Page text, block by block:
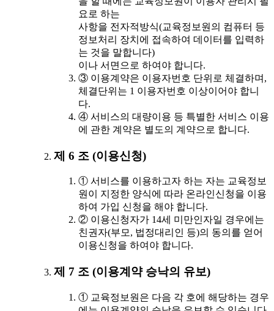
요로 하는
사항을 전자적방식(교육정보원의 컴퓨터 등
정보처리 장치에 접속하여 데이터를 입력하
는 것을 말합니다)
이나 서면으로 하여야 합니다.
③ 이용계약은 이용자번호 단위로 체결하며,
체결단위는 1 이용자번호 이상이어야 합니
다.
④ 서비스의 대량이용 등 특별한 서비스 이용
에 관한 계약은 별도의 계약으로 합니다.
제 6 조 (이용신청)
① 서비스를 이용하고자 하는 자는 교육정보
원이 지정한 양식에 따라 온라인신청을 이용
하여 가입 신청을 해야 합니다.
② 이용신청자가 14세 미만인자일 경우에는
친권자(부모, 법정대리인 등)의 동의를 얻어
이용신청을 하여야 합니다.
제 7 조 (이용계약 승낙의 유보)
① 교육정보원은 다음 각 호에 해당하는 경우